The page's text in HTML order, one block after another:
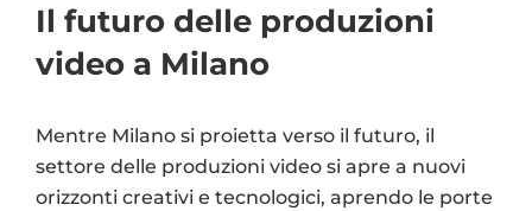
Il futuro delle produzioni
video a Milano
Mentre Milano si proietta verso il futuro, il
settore delle produzioni video si apre a nuovi
orizzonti creativi e tecnologici, aprendo le porte